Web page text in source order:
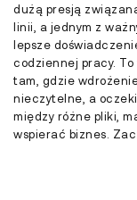
dużą presją
linii, a jednym z
lepsze
codziennej pracy. To
tam, gdzie
nieczytelne, a
między różne pliki,
wspierać biznes.